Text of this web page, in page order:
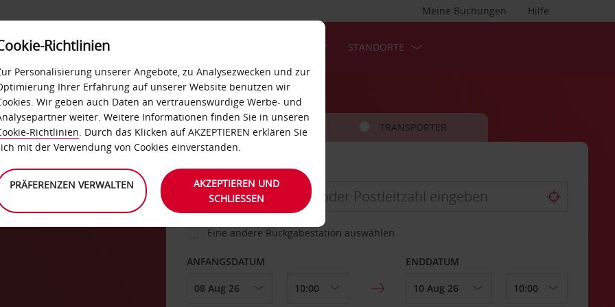
Hilfe
Meine Buchungen
SELF-SERVICES STANDORTE
FAHRZEUG TRANSPORTER
ABHOLEN VON
Eine andere Rückgabestation auswählen
ANFANGSDATUM ENDDATUM
Richtlinien
Personalisierung unserer Angebote, zu Analysezwecken und zur
Ihrer Erfahrung auf unserer Website benutzen wir
Wir geben auch Daten an vertrauenswürdige Werbe- und
weiter. Weitere Informationen finden Sie in unseren
Richtlinien. Durch das Klicken auf AKZEPTIEREN erklären Sie
mit der Verwendung von Cookies einverstanden.
PRÄFERENZEN VERWALTEN
AKZEPTIEREN UND
SCHLIESSEN